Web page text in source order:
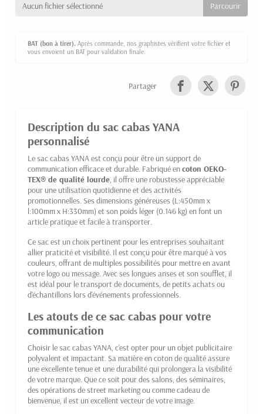
Aucun fichier sélectionné
BAT (bon à tirer). Après commande, nos graphistes vérifient votre fichier et
vous envoient un BAT pour validation finale.
Partager
Description du sac cabas YANA
personnalisé
Le sac cabas YANA est conçu pour être un support de
communication efficace et durable. Fabriqué encoton OEKO-
TEX® de qualité lourde, il offre une robustesse appréciable
pour une utilisation quotidienne et des activités
promotionnelles. Ses dimensions généreuses (L:450mm x
l:100mm x H:330mm) et son poids léger (0.146 kg) en font un
article pratique et facile à transporter.
Ce sac est un choix pertinent pour les entreprises souhaitant
allier praticité et visibilité. Il est conçu pour être marqué à vos
couleurs, offrant de multiples possibilités pour mettre en avant
votre logo ou message. Avec ses longues anses et son soufflet, il
est idéal pour le transport de documents, de petits achats ou
d'échantillons lors d'événements professionnels.
Les atouts de ce sac cabas pour votre
communication
Choisir le sac cabas YANA, c'est opter pour un objet publicitaire
polyvalent et impactant. Sa matière en coton de qualité assure
une excellente tenue et une durabilité qui prolongera la visibilité
de votre marque. Que ce soit pour des salons, des séminaires,
des opérations de street marketing ou comme cadeau de
bienvenue, il est un excellent vecteur de votre image.